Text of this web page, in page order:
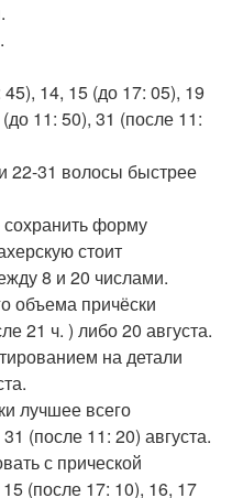
14, 15 (до 17: 05), 19
11: 50), 31 (после 11:
22-31 волосы быстрее
форму
стоит
8 и 20 числами.
объема причёски
21 ч. ) либо 20 августа.
на детали
лучшее всего
(после 11: 20) августа.
с прической
(после 17: 10), 16, 17